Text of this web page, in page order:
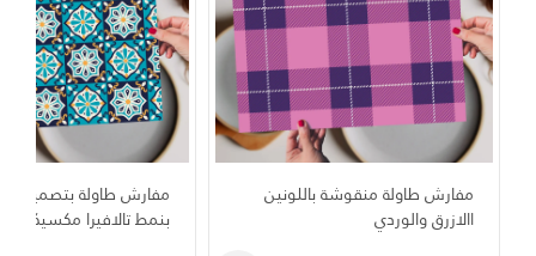
مفارش طاولة منقوشة باللونين
االازرق والوردي
مفارش طاولة بتصميم
بنمط تالافيرا مكسيكي